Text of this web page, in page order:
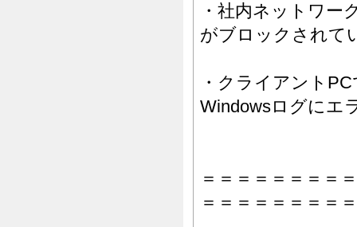
・社内ネットワ
がブロックされて
・クライアント
Windowsログにエ
＝＝＝＝＝＝＝＝
＝＝＝＝＝＝＝＝